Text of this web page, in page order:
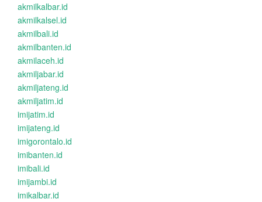
akmilkalbar.id
akmilkalsel.id
akmilbali.id
akmilbanten.id
akmilaceh.id
akmiljabar.id
akmiljateng.id
akmiljatim.id
imijatim.id
imijateng.id
imigorontalo.id
imibanten.id
imibali.id
imijambi.id
imikalbar.id